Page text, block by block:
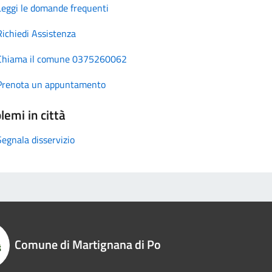
le domande frequenti
Assistenza
il comune 0375260062
un appuntamento
in città
disservizio
Comune di Martignana di Po